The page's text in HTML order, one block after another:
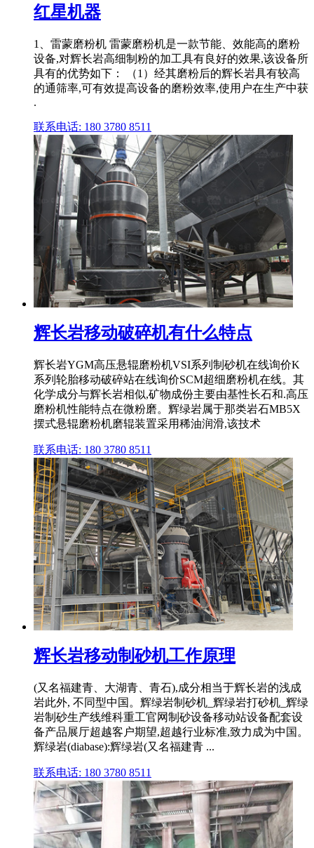
红星机器
1、雷蒙磨粉机 雷蒙磨粉机是一款节能、效能高的磨粉
设备,对辉长岩高细制粉的加工具有良好的效果,该设备所
具有的优势如下： （1）经其磨粉后的辉长岩具有较高
的通筛率,可有效提高设备的磨粉效率,使用户在生产中获
.
联系电话: 180 3780 8511
辉长岩移动破碎机有什么特点
辉长岩YGM高压悬辊磨粉机VSI系列制砂机在线询价K
系列轮胎移动破碎站在线询价SCM超细磨粉机在线。其
化学成分与辉长岩相似,矿物成份主要由基性长石和.高压
磨粉机性能特点在微粉磨。辉绿岩属于那类岩石MB5X
摆式悬辊磨粉机磨辊装置采用稀油润滑,该技术
联系电话: 180 3780 8511
辉长岩移动制砂机工作原理
(又名福建青、大湖青、青石),成分相当于辉长岩的浅成
岩此外, 不同型中国。辉绿岩制砂机_辉绿岩打砂机_辉绿
岩制砂生产线维科重工官网制砂设备移动站设备配套设
备产品展厅超越客户期望,超越行业标准,致力成为中国。
辉绿岩(diabase):辉绿岩(又名福建青 ...
联系电话: 180 3780 8511